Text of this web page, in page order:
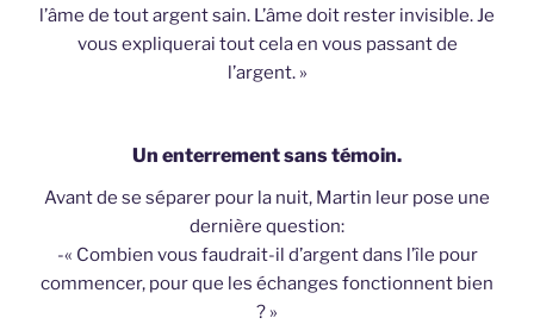
l’âme de tout argent sain. L’âme doit rester invisible. Je
vous expliquerai tout cela en vous passant de
l’argent. »
Un enterrement sans témoin.
Avant de se séparer pour la nuit, Martin leur pose une
dernière question:
-« Combien vous faudrait-il d’argent dans l’île pour
commencer, pour que les échanges fonctionnent bien
? »